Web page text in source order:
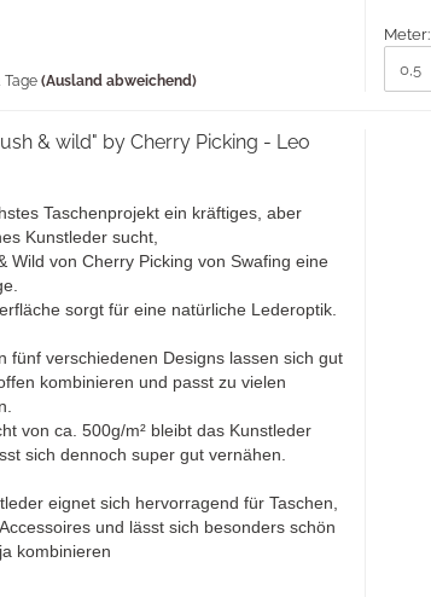
(Ausland abweichend)
Meter:
& wild" by Cherry Picking - Leo
Taschenprojekt ein kräftiges, aber
Kunstleder sucht,
Wild von Cherry Picking von Swafing eine
sorgt für eine natürliche Lederoptik.
fünf verschiedenen Designs lassen sich gut
kombinieren und passt zu vielen
von ca. 500g/m² bleibt das Kunstleder
sich dennoch super gut vernähen.
eignet sich hervorragend für Taschen,
und lässt sich besonders schön
kombinieren